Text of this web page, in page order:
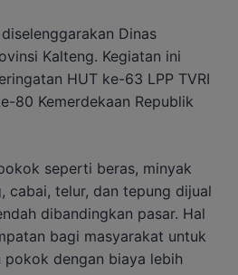
Dinas
Kalteng. Kegiatan ini
HUT ke-63 LPP TVRI
80 Kemerdekaan Republik
seperti beras, minyak
cabai, telur, dan tepung dijual
dibandingkan pasar. Hal
bagi masyarakat untuk
pokok dengan biaya lebih